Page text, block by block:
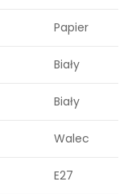
Papier
Biały
Biały
Walec
E27